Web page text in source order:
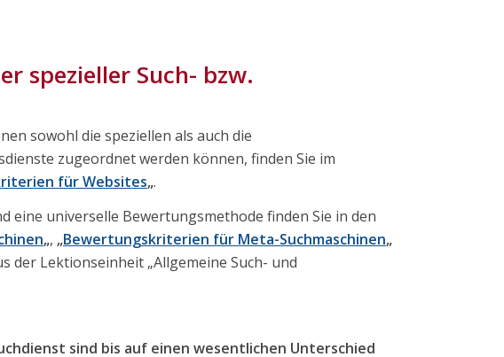
spezieller Such- bzw.
sowohl die speziellen als auch die
zugeordnet werden können, finden Sie im
für Websites„.
universelle Bewertungsmethode finden Sie in den
„, „Bewertungskriterien für Meta-Suchmaschinen„
der Lektionseinheit „Allgemeine Such- und
sind bis auf einen wesentlichen Unterschied